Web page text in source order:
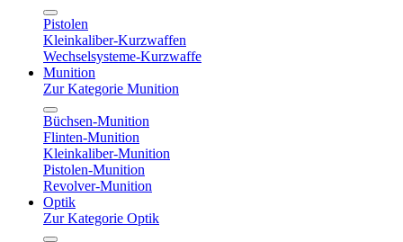
Pistolen
Kleinkaliber-Kurzwaffen
Wechselsysteme-Kurzwaffe
Munition
Zur Kategorie Munition
Büchsen-Munition
Flinten-Munition
Kleinkaliber-Munition
Pistolen-Munition
Revolver-Munition
Optik
Zur Kategorie Optik